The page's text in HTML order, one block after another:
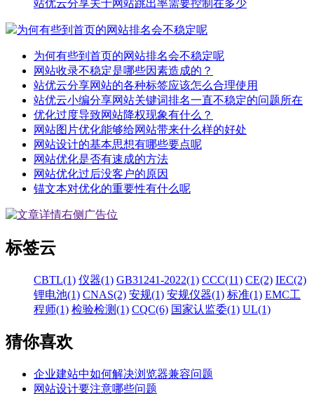
站优云分享关于网站跳出率需要控制在多少
为何有些到首页的网站排名会不稳定呢
为何有些到首页的网站排名会不稳定呢
网站收录不稳定是哪些因素造成的？
站优云分享网站的各种标签应该怎么合理使用
站优云小编分享网站关键词排名一直不稳定的问题所在
优化过度导致网站降权现象有什么？
网站图片优化能够给网站带来什么样的好处
网站设计的基本思想有哪些要点呢
网站优化是否有速成的方法
网站优化过后没客户的原因
锚文本对优化的重要性有什么呢
标签云
CBTL(1) 仪器(1) GB31241-2022(1) CCC(11) CE(2) IEC(2)
锂电池(1) CNAS(2) 安规(1) 安规仪器(1) 标准(1) EMC工
程师(1) 检验检测(1) CQC(6) 国家认监委(1) UL(1)
猜你喜欢
企业建站中如何解决浏览器兼容问题
网站设计要注意哪些问题